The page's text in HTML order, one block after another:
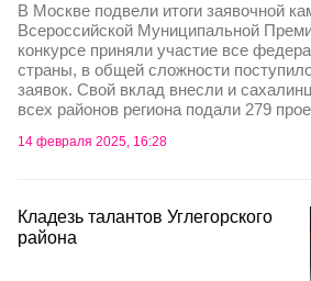
В Москве подвели итоги заявочной
Всероссийской Муниципальной
конкурсе приняли участие все
страны, в общей сложности
заявок. Свой вклад внесли и
всех районов региона подали 279
14 февраля 2025, 16:28
Кладезь талантов Углегорского
района